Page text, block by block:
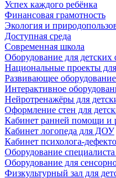
Успех каждого ребёнка
Финансовая грамотность
Экология и
Доступная среда
Современная школа
Оборудование для детских
Национальные проекты для
Развивающее
Интерактивное
Нейротренажёры для
Оформление стен для
Кабинет ранней помощи и
Кабинет логопеда для ДОУ
Кабинет психолога-
Оборудование
Оборудование для
Физкультурный зал для